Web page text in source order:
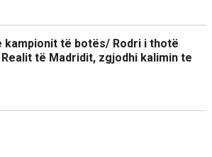
kampionit të botës/ Rodri i thotë
Realit të Madridit, zgjodhi kalimin te